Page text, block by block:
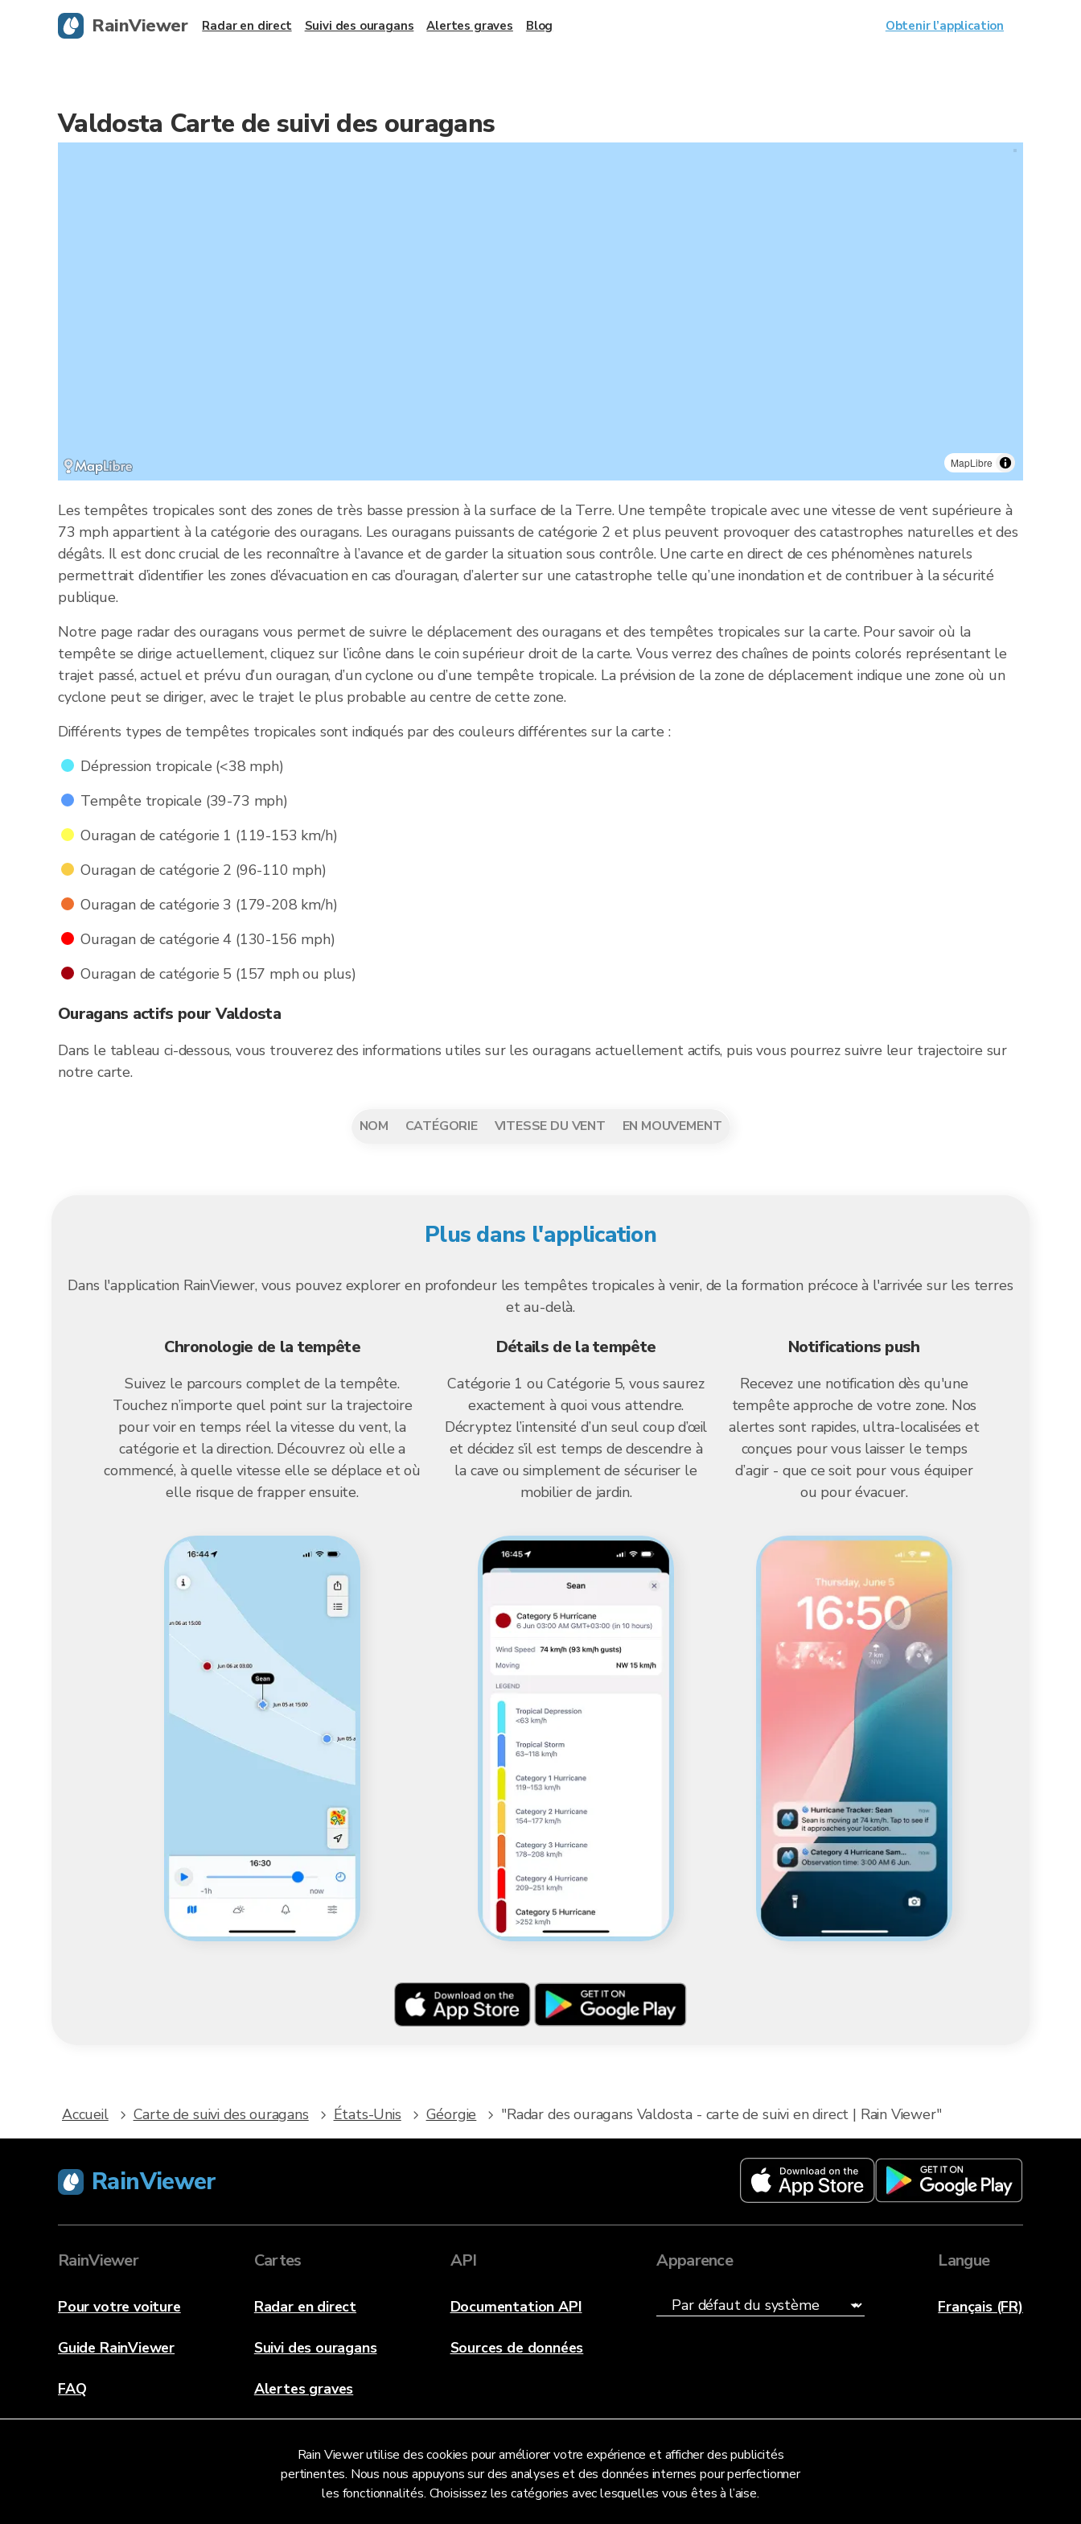
Valdosta Carte de suivi des ouragans
MapLibre
Les tempêtes tropicales sont des zones de très basse pression à la surface de la Terre. Une tempête tropicale avec une vitesse de vent supérieure à
73 mph appartient à la catégorie des ouragans. Les ouragans puissants de catégorie 2 et plus peuvent provoquer des catastrophes naturelles et des
dégâts. Il est donc crucial de les reconnaître à l’avance et de garder la situation sous contrôle. Une carte en direct de ces phénomènes naturels
permettrait d’identifier les zones d’évacuation en cas d’ouragan, d’alerter sur une catastrophe telle qu’une inondation et de contribuer à la sécurité
publique.
Notre page radar des ouragans vous permet de suivre le déplacement des ouragans et des tempêtes tropicales sur la carte. Pour savoir où la
tempête se dirige actuellement, cliquez sur l’icône dans le coin supérieur droit de la carte. Vous verrez des chaînes de points colorés représentant le
trajet passé, actuel et prévu d’un ouragan, d’un cyclone ou d’une tempête tropicale. La prévision de la zone de déplacement indique une zone où un
cyclone peut se diriger, avec le trajet le plus probable au centre de cette zone.
Différents types de tempêtes tropicales sont indiqués par des couleurs différentes sur la carte :
Dépression tropicale (<38 mph)
Tempête tropicale (39-73 mph)
Ouragan de catégorie 1 (119-153 km/h)
Ouragan de catégorie 2 (96-110 mph)
Ouragan de catégorie 3 (179-208 km/h)
Ouragan de catégorie 4 (130-156 mph)
Ouragan de catégorie 5 (157 mph ou plus)
Ouragans actifs pour Valdosta
Dans le tableau ci-dessous, vous trouverez des informations utiles sur les ouragans actuellement actifs, puis vous pourrez suivre leur trajectoire sur
notre carte.
NOM CATÉGORIE VITESSE DU VENT EN MOUVEMENT
Plus dans l'application
Dans l'application RainViewer, vous pouvez explorer en profondeur les tempêtes tropicales à venir, de la formation précoce à l'arrivée sur les terres
et au-delà.
Chronologie de la tempête
Suivez le parcours complet de la tempête.
Touchez n’importe quel point sur la trajectoire
pour voir en temps réel la vitesse du vent, la
catégorie et la direction. Découvrez où elle a
commencé, à quelle vitesse elle se déplace et où
elle risque de frapper ensuite.
Détails de la tempête
Catégorie 1 ou Catégorie 5, vous saurez
exactement à quoi vous attendre.
Décryptez l’intensité d’un seul coup d’œil
et décidez s’il est temps de descendre à
la cave ou simplement de sécuriser le
mobilier de jardin.
Notifications push
Recevez une notification dès qu'une
tempête approche de votre zone. Nos
alertes sont rapides, ultra-localisées et
conçues pour vous laisser le temps
d’agir - que ce soit pour vous équiper
ou pour évacuer.
Rain Viewer utilise des cookies pour améliorer votre expérience et afficher des publicités
pertinentes. Nous nous appuyons sur des analyses et des données internes pour perfectionner
les fonctionnalités. Choisissez les catégories avec lesquelles vous êtes à l’aise.
Accueil Carte de suivi des ouragans États-Unis Géorgie "Radar des ouragans Valdosta - carte de suivi en direct | Rain Viewer"
RainViewer
RainViewer
Pour votre voiture
Guide RainViewer
FAQ
Cartes
Radar en direct
Suivi des ouragans
Alertes graves
API
Documentation API
Sources de données
Apparence Langue
Français (FR)
RainViewer Radar en direct Suivi des ouragans Alertes graves Blog Obtenir l’application